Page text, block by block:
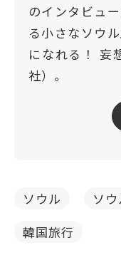
のインタビュ
る小さなソウ
になれる！ 妄
社）。
ソウル ソ
韓国旅行